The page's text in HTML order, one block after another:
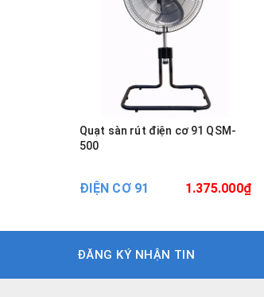
Quạt sàn rút điện cơ 91 QSM-
500
ĐIỆN CƠ 91 1.375.000₫
ĐĂNG KÝ NHẬN TIN